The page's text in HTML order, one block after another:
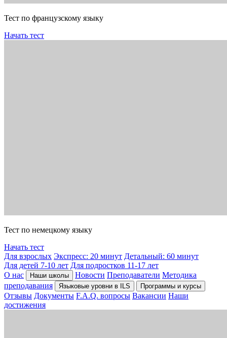
Тест по французскому языку
Начать тест
Тест по немецкому языку
Начать тест
Для взрослых Экспресс: 20 минут Детальный: 60 минут
Для детей 7-10 лет Для подростков 11-17 лет
О нас
Наши школы Новости Преподаватели Методика
преподавания
Языковые уровни в ILS Программы и курсы
Отзывы Документы F.A.Q. вопросы Вакансии Наши
достижения